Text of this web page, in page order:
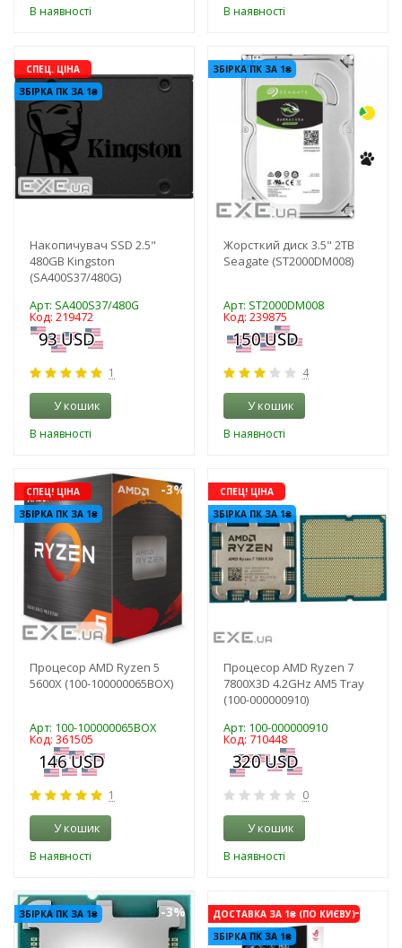
В наявності В наявності
СПЕЦ. ЦІНА
ЗБІРКА ПК ЗА 1₴
Накопичувач SSD 2.5"
480GB Kingston
(SA400S37/480G)
Арт: SA400S37/480G
Код: 219472
1
У кошик
В наявності
ЗБІРКА ПК ЗА 1₴
Жорсткий диск 3.5" 2TB
Seagate (ST2000DM008)
Арт: ST2000DM008
Код: 239875
4
У кошик
В наявності
СПЕЦ! ЦІНА
ЗБІРКА ПК ЗА 1₴
-3%
Процесор AMD Ryzen 5
5600X (100-100000065BOX)
Арт: 100-100000065BOX
Код: 361505
1
У кошик
В наявності
СПЕЦ! ЦІНА
ЗБІРКА ПК ЗА 1₴
Процесор AMD Ryzen 7
7800X3D 4.2GHz AM5 Tray
(100-000000910)
Арт: 100-000000910
Код: 710448
0
У кошик
В наявності
ЗБІРКА ПК ЗА 1₴ -3%
ДОСТАВКА ЗА 1₴ (ПО КИЄВУ)
ЗБІРКА ПК ЗА 1₴
-3%